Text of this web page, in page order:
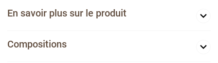
En savoir plus sur le produit
Compositions